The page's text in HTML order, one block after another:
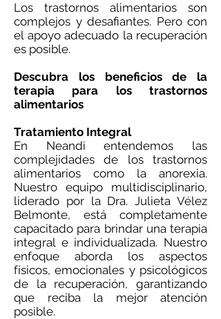
Los trastornos alimentarios son
complejos y desafiantes. Pero con
el apoyo adecuado la recuperación
es posible.
Descubra los beneficios de la
terapia para los trastornos
alimentarios
Tratamiento Integral
En Neandi entendemos las
complejidades de los trastornos
alimentarios como la anorexia.
Nuestro equipo multidisciplinario,
liderado por la Dra. Julieta Vélez
Belmonte, está completamente
capacitado para brindar una terapia
integral e individualizada. Nuestro
enfoque aborda los aspectos
físicos, emocionales y psicológicos
de la recuperación, garantizando
que reciba la mejor atención
posible.